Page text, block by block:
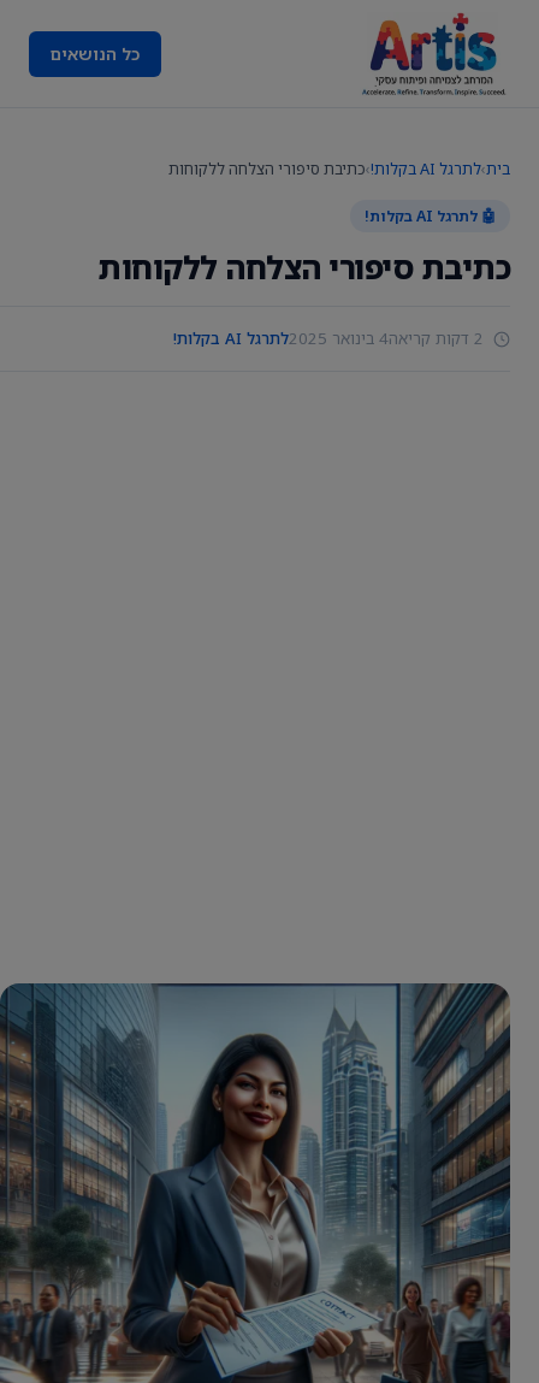
כל הנושאים
בית›לתרגל AI בקלות! ›כתיבת סיפורי הצלחה ללקוחות
🤖 לתרגל AI בקלות!
כתיבת סיפורי הצלחה ללקוחות
4 בינואר 2025 לתרגל AI בקלות!